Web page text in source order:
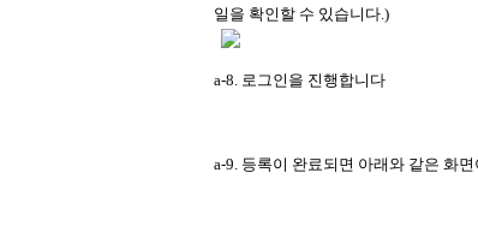
일을 확인할 수 있습니다.)
a-8. 로그인을 진행합니다
a-9. 등록이 완료되면 아래와 같은 화